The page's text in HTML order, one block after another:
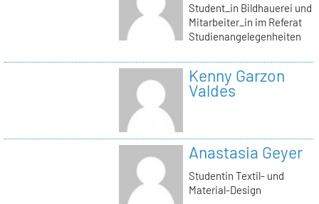
Student_in Bildhauerei und
Mitarbeiter_in im Referat
Studienangelegenheiten
Kenny Garzon
Valdes
Anastasia Geyer
Studentin Textil- und
Material-Design